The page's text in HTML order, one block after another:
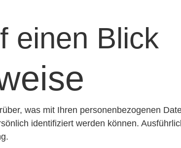
einen Blick
was mit Ihren personenbezogenen
identifiziert werden können.